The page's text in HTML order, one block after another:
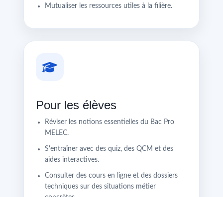
Mutualiser les ressources utiles à la filière.
Pour les élèves
Réviser les notions essentielles du Bac Pro
MELEC.
S'entraîner avec des quiz, des QCM et des
aides interactives.
Consulter des cours en ligne et des dossiers
techniques sur des situations métier